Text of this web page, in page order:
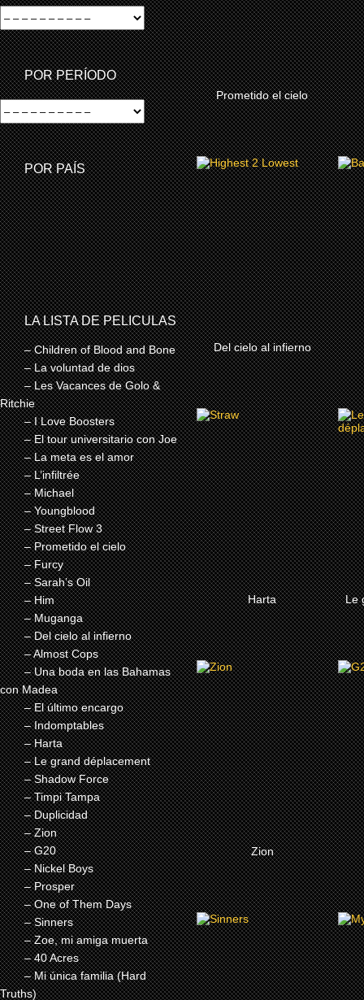
POR PERÍODO
POR PAÍS
LA LISTA DE PELICULAS
– Children of Blood and Bone
– La voluntad de dios
– Les Vacances de Golo &
Ritchie
– I Love Boosters
– El tour universitario con Joe
– La meta es el amor
– L’infiltrée
– Michael
– Youngblood
– Street Flow 3
– Prometido el cielo
– Furcy
– Sarah’s Oil
– Him
– Muganga
– Del cielo al infierno
– Almost Cops
– Una boda en las Bahamas
con Madea
– El último encargo
– Indomptables
– Harta
– Le grand déplacement
– Shadow Force
– Timpi Tampa
– Duplicidad
– Zion
– G20
– Nickel Boys
– Prosper
– One of Them Days
– Sinners
– Zoe, mi amiga muerta
– 40 Acres
– Mi única familia (Hard
Truths)
MÀS
Prometido el cielo
2025
DEL CIELO AL
INFIERNO
MÀS
Del cielo al infierno
2025
HARTA
MÀS
Harta Le
2025
ZION
MÀS
Zion
2025
SINNERS